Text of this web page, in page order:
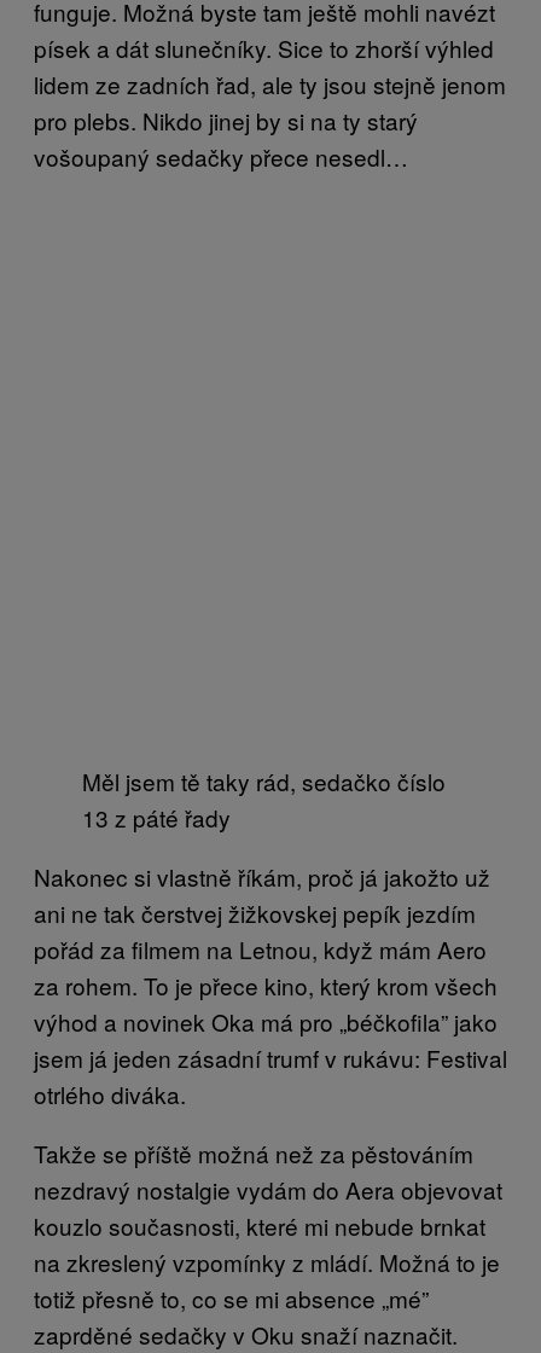
funguje. Možná byste tam ještě mohli navézt
písek a dát slunečníky. Sice to zhorší výhled
lidem ze zadních řad, ale ty jsou stejně jenom
pro plebs. Nikdo jinej by si na ty starý
vošoupaný sedačky přece nesedl…
Měl jsem tě taky rád, sedačko číslo
13 z páté řady
Nakonec si vlastně říkám, proč já jakožto už
ani ne tak čerstvej žižkovskej pepík jezdím
pořád za filmem na Letnou, když mám Aero
za rohem. To je přece kino, který krom všech
výhod a novinek Oka má pro „béčkofila” jako
jsem já jeden zásadní trumf v rukávu: Festival
otrlého diváka.
Takže se příště možná než za pěstováním
nezdravý nostalgie vydám do Aera objevovat
kouzlo současnosti, které mi nebude brnkat
na zkreslený vzpomínky z mládí. Možná to je
totiž přesně to, co se mi absence „mé”
zaprděné sedačky v Oku snaží naznačit.